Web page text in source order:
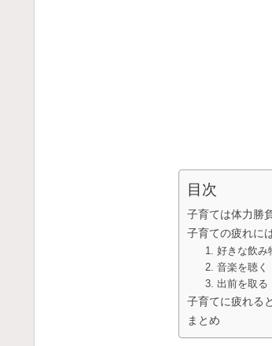
目次
子育ては体力勝
子育ての疲れに
1. 好きな飲み
2. 音楽を聴く
3. 出前を取る
子育てに疲れる
まとめ